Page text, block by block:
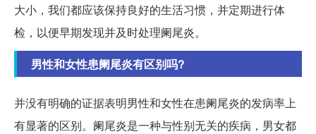
大小，我们都应该保持良好的生活习惯，并定期进行体
检，以便早期发现并及时处理阑尾炎。
男性和女性患阑尾炎有区别吗?
并没有明确的证据表明男性和女性在患阑尾炎的发病率上
有显著的区别。阑尾炎是一种与性别无关的疾病，男女都